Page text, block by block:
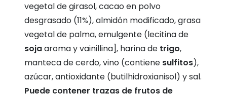
vegetal de girasol, cacao en polvo
desgrasado (11%), almidón modificado, grasa
vegetal de palma, emulgente (lecitina de
sojaaroma y vainillina], harina de trigo,
manteca de cerdo, vino (contiene sulfitos),
azúcar, antioxidante (butilhidroxianisol) y sal.
Puede contener trazas de frutos de